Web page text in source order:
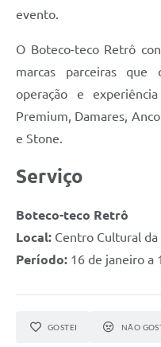
evento.
O Boteco-teco Retrô
marcas parceiras que
operação e
Premium, Damares,
e Stone.
Serviço
Boteco-teco Retrô
Local: Centro Cultural da
Período: 16 de janeiro a
GOSTEI NÃO